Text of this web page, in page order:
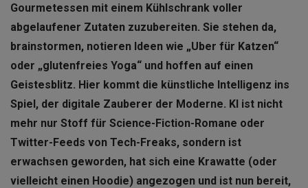
Gourmetessen mit einem Kühlschrank voller
abgelaufener Zutaten zuzubereiten. Sie stehen da,
brainstormen, notieren Ideen wie „Uber für Katzen“
oder „glutenfreies Yoga“ und hoffen auf einen
Geistesblitz. Hier kommt die künstliche Intelligenz ins
Spiel, der digitale Zauberer der Moderne. KI ist nicht
mehr nur Stoff für Science-Fiction-Romane oder
Twitter-Feeds von Tech-Freaks, sondern ist
erwachsen geworden, hat sich eine Krawatte (oder
vielleicht einen Hoodie) angezogen und ist nun bereit,